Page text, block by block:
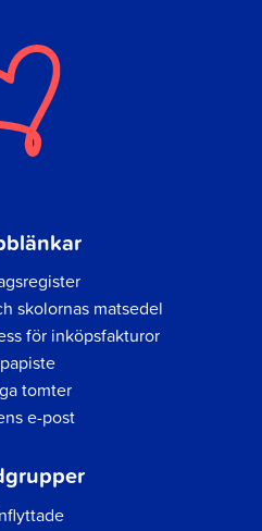
skolornas matsedel
för inköpsfakturor
tomter
e-post